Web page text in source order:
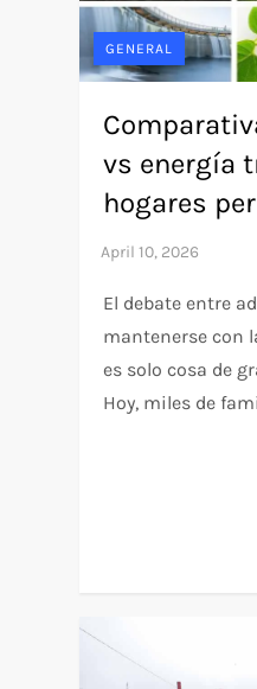
GENERAL
vs energía
hogares
El debate entre
mantenerse con
es solo cosa de
Hoy, miles de